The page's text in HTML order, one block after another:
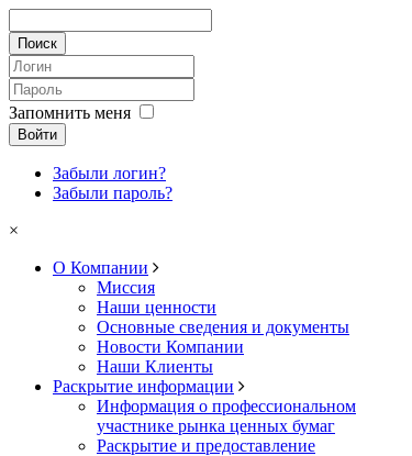
Запомнить меня
Войти
Забыли логин?
Забыли пароль?
×
О Компании
Миссия
Наши ценности
Основные сведения и документы
Новости Компании
Наши Клиенты
Раскрытие информации
Информация о профессиональном
участнике рынка ценных бумаг
Раскрытие и предоставление